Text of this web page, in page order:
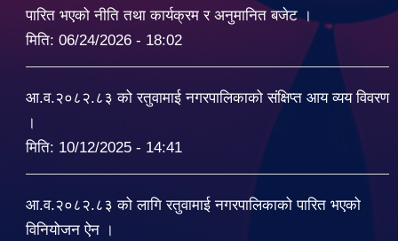
पारित भएको नीति तथा कार्यक्रम र अनुमानित बजेट ।
मिति: 06/24/2026 - 18:02
आ.व.२०८२.८३ को रतुवामाई नगरपालिकाको संक्षिप्त आय व्यय विवरण
।
मिति: 10/12/2025 - 14:41
आ.व.२०८२.८३ को लागि रतुवामाई नगरपालिकाको पारित भएको
विनियोजन ऐन ।